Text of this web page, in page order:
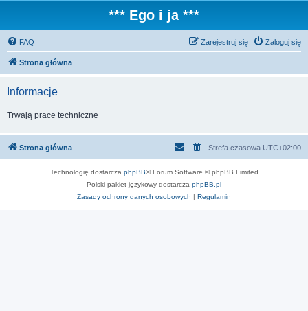
*** Ego i ja ***
FAQ Zaloguj się
Zarejestruj się
Strona główna
Informacje
Trwają prace techniczne
Strona główna Strefa czasowa UTC+02:00
Technologię dostarcza phpBB® Forum Software © phpBB Limited
Polski pakiet językowy dostarcza phpBB.pl
Zasady ochrony danych osobowych | Regulamin